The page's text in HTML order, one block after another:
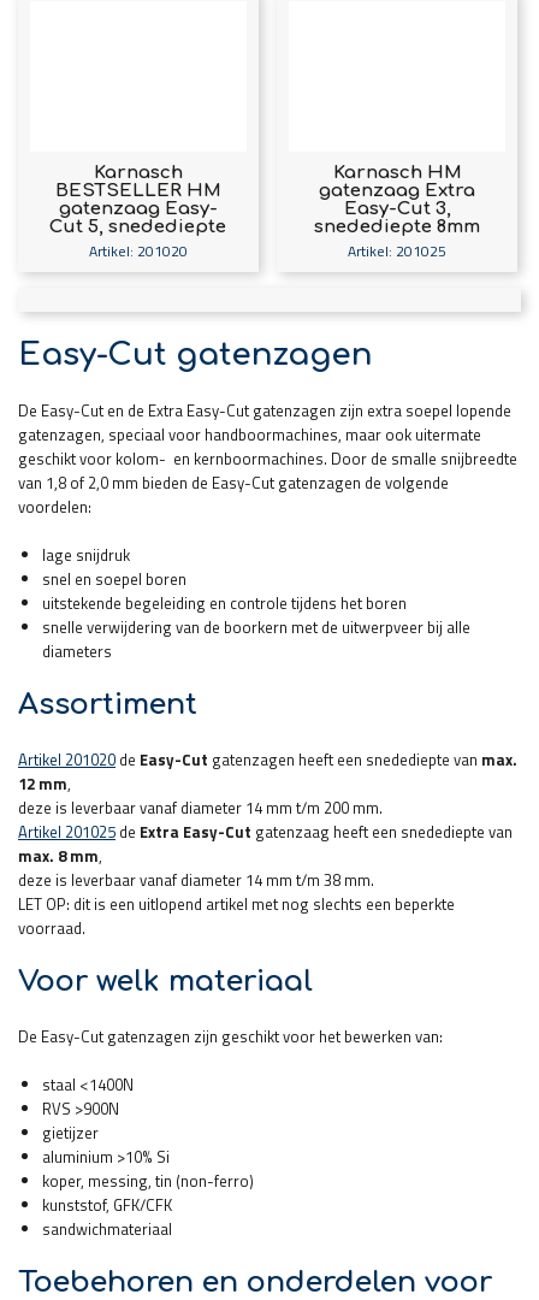
Karnasch
BESTSELLER HM
gatenzaag Easy-
Cut 5, snedediepte
12mm met opname,
centreerboor en
Artikel: 201020
Karnasch HM
gatenzaag Extra
Easy-Cut 3,
snedediepte 8mm
met opname,
centreerboor en
Artikel: 201025
Easy-Cut gatenzagen
De Easy-Cut en de Extra Easy-Cut gatenzagen zijn extra soepel lopende
gatenzagen, speciaal voor handboormachines, maar ook uitermate
geschikt voor kolom- en kernboormachines. Door de smalle snijbreedte
van 1,8 of 2,0 mm bieden de Easy-Cut gatenzagen de volgende
voordelen:
lage snijdruk
snel en soepel boren
uitstekende begeleiding en controle tijdens het boren
snelle verwijdering van de boorkern met de uitwerpveer bij alle
diameters
Assortiment
Artikel 201020 de Easy-Cut gatenzagen heeft een snedediepte van max.
12 mm,
deze is leverbaar vanaf diameter 14 mm t/m 200 mm.
Artikel 201025 de Extra Easy-Cut gatenzaag heeft een snedediepte van
max. 8 mm,
deze is leverbaar vanaf diameter 14 mm t/m 38 mm.
LET OP: dit is een uitlopend artikel met nog slechts een beperkte
voorraad.
Voor welk materiaal
De Easy-Cut gatenzagen zijn geschikt voor het bewerken van:
staal <1400N
RVS >900N
gietijzer
aluminium >10% Si
koper, messing, tin (non-ferro)
kunststof, GFK/CFK
sandwichmateriaal
Toebehoren en onderdelen voor